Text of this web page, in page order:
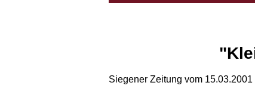
Siegener Zeitung vom